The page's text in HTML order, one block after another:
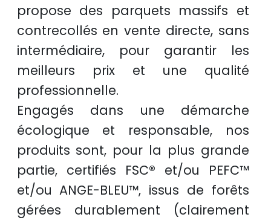
propose des parquets massifs et
contrecollés envente directe, sans
intermédiaire, pour garantir les
meilleurs prixet une qualité
professionnelle.
Engagés dans une démarche
écologique et responsable, nos
produits sont, pour la plus grande
partie, certifiés FSC® et/ou PEFC™
et/ouANGE-BLEU™, issus de forêts
gérées durablement (clairement